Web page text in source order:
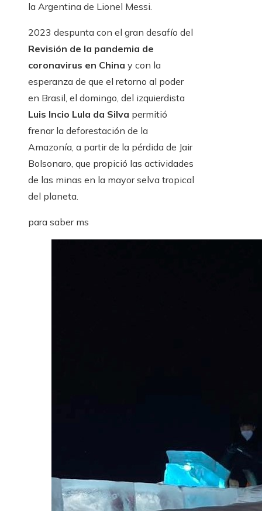
la Argentina de Lionel Messi.
2023 despunta con el gran desafío del
Revisión de la pandemia de
coronavirus en China y con la
esperanza de que el retorno al poder
en Brasil, el domingo, del izquierdista
Luis Incio Lula da Silva permitió
frenar la deforestación de la
Amazonía, a partir de la pérdida de Jair
Bolsonaro, que propició las actividades
de las minas en la mayor selva tropical
del planeta.
para saber ms